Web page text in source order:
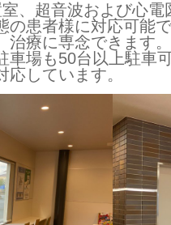
、超音波および心電
患者様に対応可能
療に専念できます
場も50台以上駐車
しています。